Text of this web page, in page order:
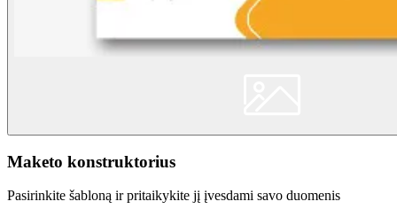
Maketo konstruktorius
Pasirinkite šabloną ir pritaikykite jį įvesdami savo duomenis